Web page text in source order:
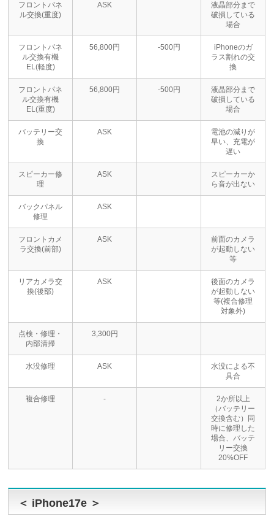
フロントパネ
ル交換(重度)
ASK
液晶部分まで
破損している
場合
フロントパネ
ル交換有機
EL(軽度)
56,800円 -500円
iPhoneのガ
ラス割れの交
換
フロントパネ
ル交換有機
EL(重度)
56,800円 -500円
液晶部分まで
破損している
場合
バッテリー交
換
ASK
電池の減りが
早い、充電が
遅い
スピーカー修
理
ASK
スピーカーか
ら音が出ない
バックパネル
修理
ASK
フロントカメ
ラ交換(前部)
ASK
前面のカメラ
が起動しない
等
リアカメラ交
換(後部)
ASK
後面のカメラ
が起動しない
等(複合修理
対象外)
点検・修理・
内部清掃
3,300円
水没修理 ASK
水没による不
具合
複合修理 -
2か所以上
（バッテリー
交換含む）同
時に修理した
場合、バッテ
リー交換
20%OFF
＜ iPhone17e ＞